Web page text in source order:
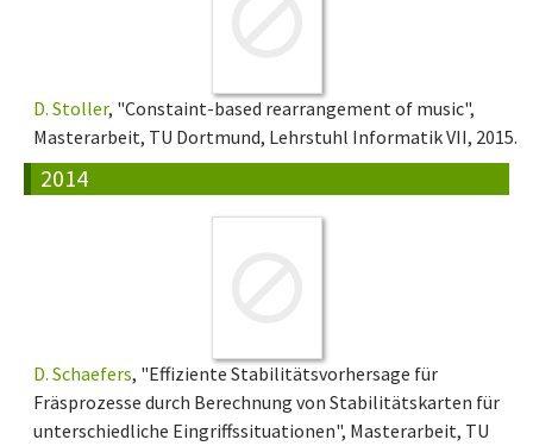
D. Stoller, "Constaint-based rearrangement of music",
Masterarbeit, TU Dortmund, Lehrstuhl Informatik VII, 2015.
2014
D. Schaefers, "Effiziente Stabilitätsvorhersage für
Fräsprozesse durch Berechnung von Stabilitätskarten für
unterschiedliche Eingriffssituationen", Masterarbeit, TU